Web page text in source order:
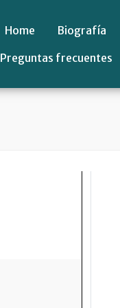
Home Biografía
Preguntas frecuentes